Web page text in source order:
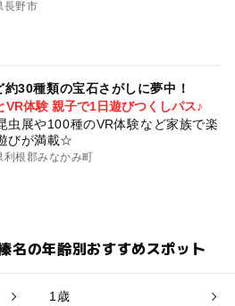
長野市
30種類の宝石さがしに夢中！
VR体験 親子で1日遊びつくしパス♪
虫展や100種のVR体験など家族で楽
びが満載☆
利根郡みなかみ町
名の年齢別おすすめスポット
1歳